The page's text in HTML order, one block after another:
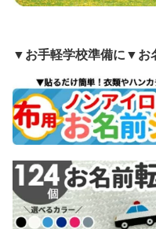
▼お手軽学校準備に▼お